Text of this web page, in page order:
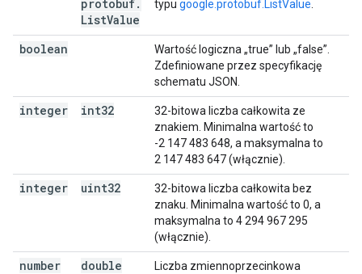
protobuf.
ListValue
typu google.protobuf.ListValue
boolean
Wartość logiczna „true” lub „false”.
Zdefiniowane przez specyfikację
schematu JSON.
integer int32
32-bitowa liczba całkowita ze
znakiem. Minimalna wartość to
-2 147 483 648, a maksymalna to
2 147 483 647 (włącznie).
integer uint32
32-bitowa liczba całkowita bez
znaku. Minimalna wartość to 0, a
maksymalna to 4 294 967 295
(włącznie).
number double Liczba zmiennoprzecinkowa